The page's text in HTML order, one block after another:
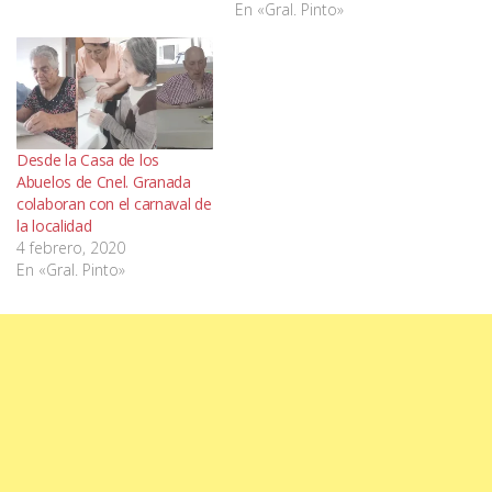
En «Gral. Pinto»
Desde la Casa de los
Abuelos de Cnel. Granada
colaboran con el carnaval de
la localidad
4 febrero, 2020
En «Gral. Pinto»